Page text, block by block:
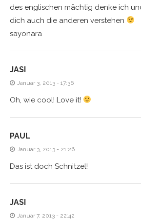
des englischen mächtig denke ich
dich auch die anderen verstehen
sayonara
JASI
Januar 3, 2013 - 17:36
Oh, wie cool! Love it!
PAUL
Januar 3, 2013 - 21:26
Das ist doch Schnitzel!
JASI
Januar 7, 2013 - 22:42